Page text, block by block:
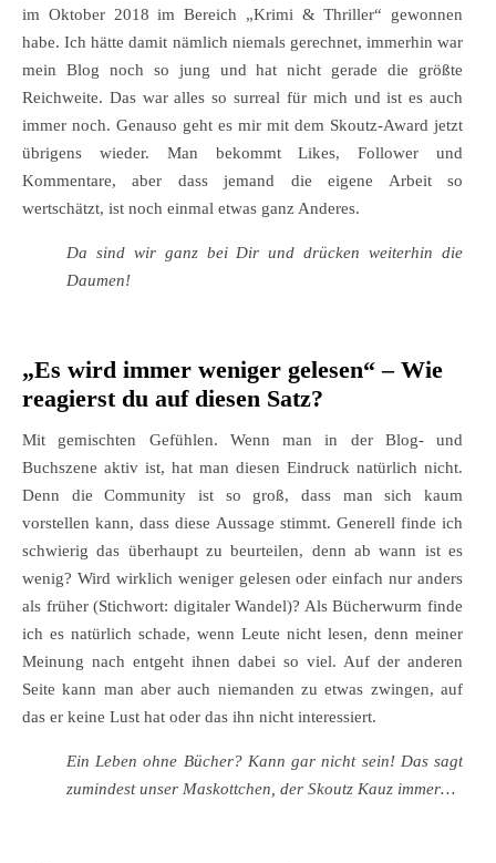
im Oktober 2018 im Bereich „Krimi & Thriller“ gewonnen
habe. Ich hätte damit nämlich niemals gerechnet, immerhin war
mein Blog noch so jung und hat nicht gerade die größte
Reichweite. Das war alles so surreal für mich und ist es auch
immer noch. Genauso geht es mir mit dem Skoutz-Award jetzt
übrigens wieder. Man bekommt Likes, Follower und
Kommentare, aber dass jemand die eigene Arbeit so
wertschätzt, ist noch einmal etwas ganz Anderes.
Da sind wir ganz bei Dir und drücken weiterhin die
Daumen!
„Es wird immer weniger gelesen“ – Wie
reagierst du auf diesen Satz?
Mit gemischten Gefühlen. Wenn man in der Blog- und
Buchszene aktiv ist, hat man diesen Eindruck natürlich nicht.
Denn die Community ist so groß, dass man sich kaum
vorstellen kann, dass diese Aussage stimmt. Generell finde ich
schwierig das überhaupt zu beurteilen, denn ab wann ist es
wenig? Wird wirklich weniger gelesen oder einfach nur anders
als früher (Stichwort: digitaler Wandel)? Als Bücherwurm finde
ich es natürlich schade, wenn Leute nicht lesen, denn meiner
Meinung nach entgeht ihnen dabei so viel. Auf der anderen
Seite kann man aber auch niemanden zu etwas zwingen, auf
das er keine Lust hat oder das ihn nicht interessiert.
Ein Leben ohne Bücher? Kann gar nicht sein! Das sagt
zumindest unser Maskottchen, der Skoutz Kauz immer…